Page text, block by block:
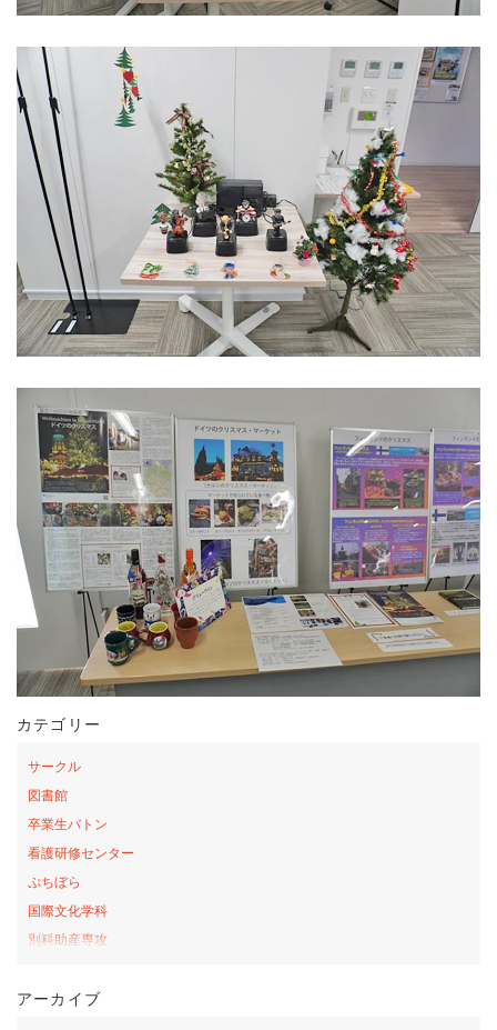
カテゴリー
サークル
図書館
卒業生バトン
看護研修センター
ぷちぼら
国際文化学科
別科助産専攻
お弁当の日プロジェクト
アーカイブ